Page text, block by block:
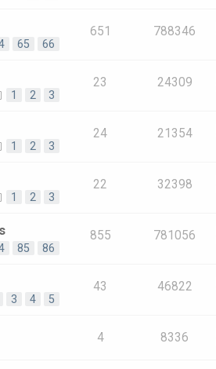
65 66
651 788346
1 2 3
23 24309
1 2 3
24 21354
1 2 3
22 32398
85 86
855 781056
3 4 5
43 46822
4 8336